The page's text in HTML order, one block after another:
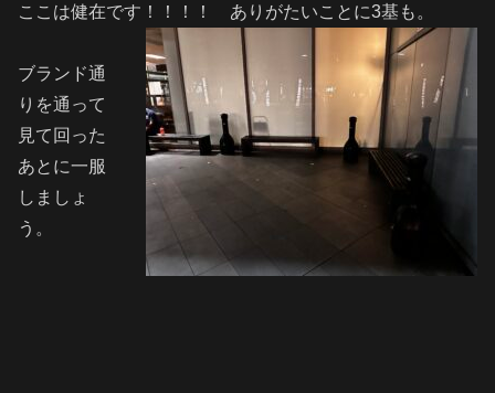
ここは健在です！！！！ ありがたいことに3基も。
ブランド通
りを通って
見て回った
あとに一服
しましょ
う。